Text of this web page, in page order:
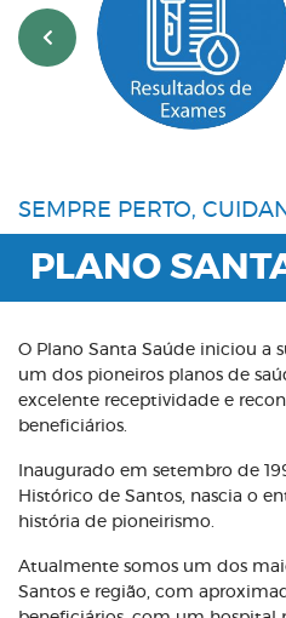
‹
SEMPRE PERTO,
PLANO
O Plano Santa Saúde iniciou a
um dos pioneiros planos de
excelente receptividade e
beneficiários.
Inaugurado em setembro de
Histórico de Santos, nascia o
história de pioneirismo.
Atualmente somos um dos
Santos e região, com